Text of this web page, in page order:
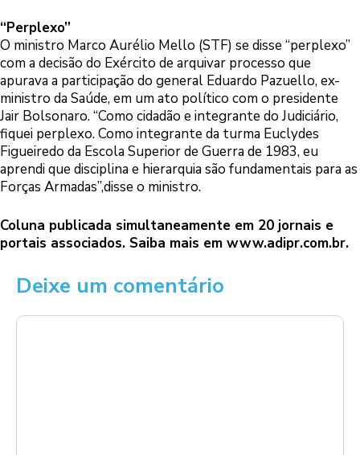
“Perplexo”
O ministro Marco Aurélio Mello (STF) se disse “perplexo”
com a decisão do Exército de arquivar processo que
apurava a participação do general Eduardo Pazuello, ex-
ministro da Saúde, em um ato político com o presidente
Jair Bolsonaro. “Como cidadão e integrante do Judiciário,
fiquei perplexo. Como integrante da turma Euclydes
Figueiredo da Escola Superior de Guerra de 1983, eu
aprendi que disciplina e hierarquia são fundamentais para as
Forças Armadas”,disse o ministro.
Coluna publicada simultaneamente em 20 jornais e
portais associados. Saiba mais em www.adipr.com.br.
Deixe um comentário
Comentário